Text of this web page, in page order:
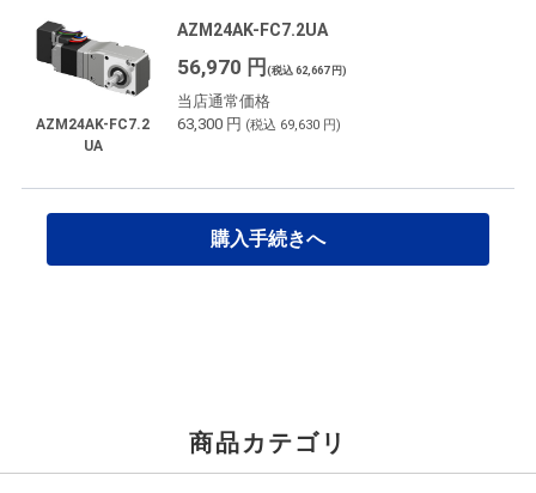
AZM24AK-FC7.2
UA
AZM24AK-FC7.2UA
56,970 円 (税込 62,667 円)
当店通常価格
63,300 円 (税込 69,630 円)
購入手続きへ
商品カテゴリ